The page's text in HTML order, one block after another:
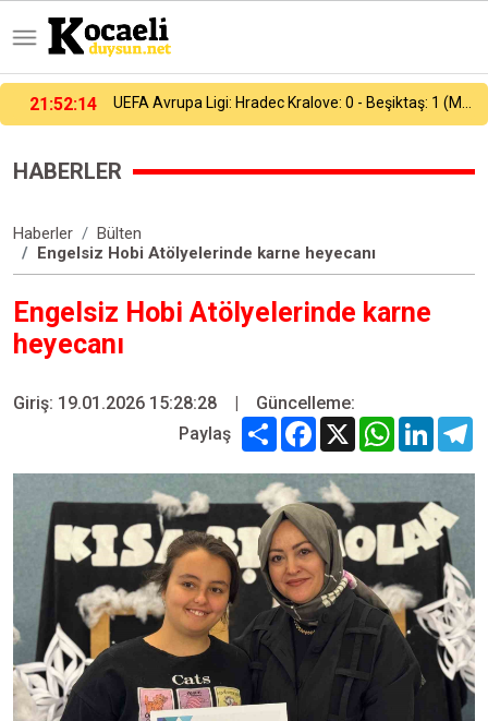
21:37:53
HABERLER
Haberler
Bülten
Engelsiz Hobi Atölyelerinde karne heyecanı
Engelsiz Hobi Atölyelerinde karne
heyecanı
Giriş: 19.01.2026 15:28:28 |
Güncelleme:
Paylaş
Share Facebook
X WhatsApp